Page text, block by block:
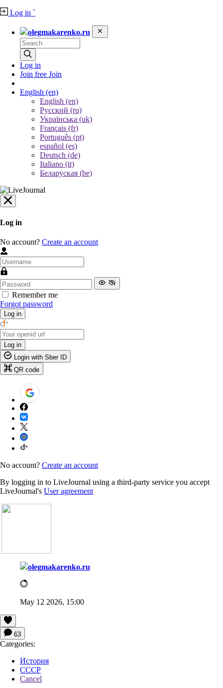
Log in `
olegmakarenko.ru
Log in
Join free Join
English (en)
English (en)
Русский (ru)
Українська (uk)
Français (fr)
Português (pt)
español (es)
Deutsch (de)
Italiano (it)
Беларуская (be)
Log in
No account? Create an account
Remember me
Forgot password
Log in
Log in
Login with Sber ID
QR code
No account? Create an account
By logging in to LiveJournal using a third-party service you accept
LiveJournal's User agreement
olegmakarenko.ru
May 12 2026, 15:00
63
Categories:
История
СССР
Cancel